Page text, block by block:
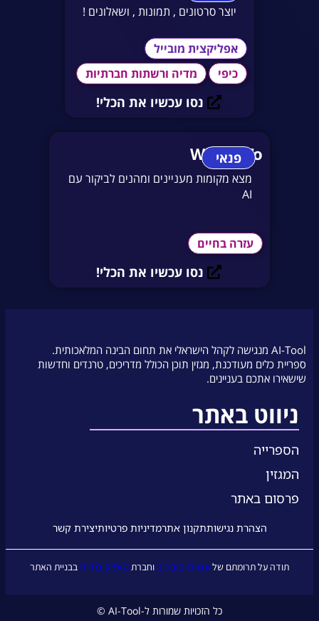
יוצר סרטונים , תמונות , ושאלונים !
אפליקצית מובייל
כיפי
מדיה ורשתות חברתיות
נסו עכשיו את הכלי!
פנאי
Where To
מצא מקומות מעניינים ומהנים לביקור עם
AI
עזרה בחיים
נסו עכשיו את הכלי!
AI-Tool מנגישה לקהל הישראלי את תחום הבינה המלאכותית.
ספריית כלים מעודכנת, מגזין תוכן הכולל מדריכים, טרנדים וחדשות
שישאירו אתכם בעניינים.
ניווט באתר
הספרייה
המגזין
פרסום באתר
הצהרת נגישותתקנון אתרמדיניות פרטיותיצירת קשר
תודה על תרומתם שלעמית בוברובוחברתטופיק מדיהבבניית האתר
כל הזכויות שמורות ל-AI-Tool ©